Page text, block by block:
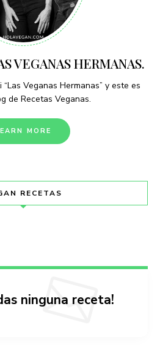
VEGANAS HERMANAS.
Veganas Hermanas” y este es
de Recetas Veganas.
MORE
RECETAS
ninguna receta!